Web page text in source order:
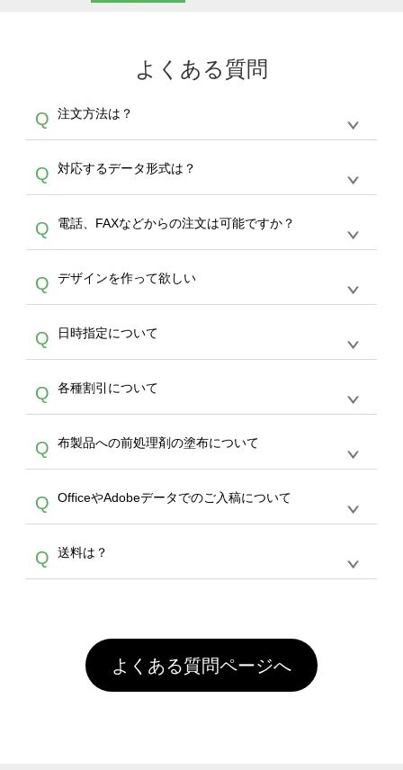
よくある質問
Q 注文方法は？
A
生産にて承っております。デザインツールから
デザインの作成から決済まで完了できます。
30枚以上やシルク印刷など、大口注文の場合
は、サポートが担当するエコバッグコンシェル
やタンブラーコンシェルをご利用ください。製
作する数量が多ければ多いほど、オンデマンド
サービスよりも低価格で製作することが可能で
す。
Q 対応するデータ形式は？
A
ドできるデータ形式は、JPG / PNG / AI / PSD /
PDF 形式になります。データの最大サイズ
写真などもアップロード可能です。使用できな
い画像はエラーになります。（※ Illustratorか
らの直接入稿には対応していません。AIで保存
し、デザインツールからアップロードして下さ
い）
Q 電話、FAXなどからの注文は可能ですか？
A
文のみ受け付けております。30個以上のご製
作をお考えの方は、サポートが担当するエコバ
スをご利用頂ければ、電話やFAX、メールなど
でご注文が可能です。
Q デザインを作って欲しい
A
を作って欲しい。などの場合は、製作数量が
30個以上であれば、サポート担当が、デザイ
バッグコンシェル
サー
ビスをご利用ください。(※ 30個以下の場合
は、デザインツールをご利用ください)
Q 日時指定について
A
ん。発送後18時以降に配送業者・伝票番号を
メールでお知らせいたしますので、直接配送業
者にご連絡いただき調整をお願い致します。
Q 各種割引について
A
カート内で自動的に割引(最大50%)が適用され
ます。 【付与ポイント】購入金額の1％が1ポ
イントとして付与され、次回ご注文時に1ポイ
ント＝1円としてお使いいただけます。ポイン
トは発送完了の翌日に付与され、次回ご注文時
からご利用頂けます。ポイントの有効期限は一
年間です。【会員ランク】過去10カ月のご注
文回数により会員ランク割引(最大5%)が適用
頂いても、ログインがされていなければ、ラン
クにカウントがされません。
Q 布製品への前処理剤の塗布について
A
意点（前処理剤）】カラー生地（Tシャツのホ
ワイト、トートバッグのナチュラル、ホワイト
といって、プリントを定着させるための処理剤
を塗布しており、短納期・低価格で商品をお届
害な性質で、水洗いで落とすことが可能です。
お手数ですが、お客様ご自身にて着用前に落と
していただけますようお願いいたします。※1
通常注文・直送機能でのご注文に関わらず、前
Q OfficeやAdobeデータでのご入稿について
A
ません。いずれのデータも該当デザインのみ画
像(JPEG,PNG,GIF,PDF)に変換、またはAdobe
Q 送料は？
引」などによるお値引きで4,000円未満になる
場合は送料がかかりますので、ご注意くださ
い。
よくある質問ページへ